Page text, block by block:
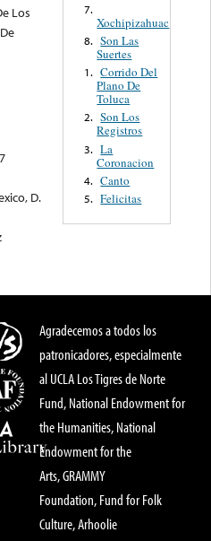
Los
D.
7.
Xochipizahuac
8. Son Las
Suertes
1. Corrido Del
Plano De
Toluca
2. Son Los
Registros
3. La
Coronacion
4. Canto
5. Felicitas
Agradecemos a todos los
patronicadores, especialmente
al UCLA Los Tigres de Norte
Fund, National Endowment for
the Humanities, National
Endowment for the
Arts, GRAMMY
Foundation, Fund for Folk
Culture, Arhoolie